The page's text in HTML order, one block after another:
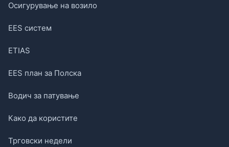
Осигурување на возило
EES систем
ETIAS
EES план за Полска
Водич за патување
Како да користите
Трговски недели